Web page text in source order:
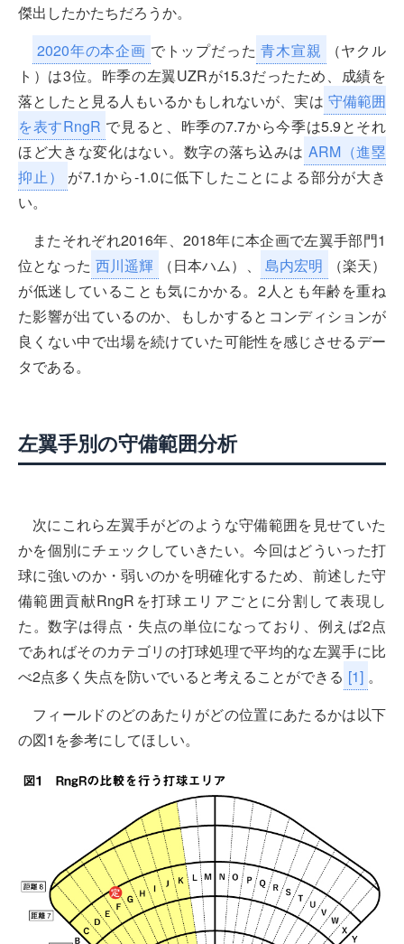
傑出したかたちだろうか。
2020年の本企画 でトップだった 青木宣親
（ヤクル
ト）は3位。昨季の左翼UZRが15.3だったため、成績を
落としたと見る人もいるかもしれないが、実は 守備範囲
を表すRngR で見ると、昨季の7.7から今季は5.9とそれ
ほど大きな変化はない。数字の落ち込みは ARM（進塁
抑止）
が7.1から-1.0に低下したことによる部分が大き
い。
またそれぞれ2016年、2018年に本企画で左翼手部門1
位となった 西川遥輝 （日本ハム）、 島内宏明
（楽天）
が低迷していることも気にかかる。2人とも年齢を重ね
た影響が出ているのか、もしかするとコンディションが
良くない中で出場を続けていた可能性を感じさせるデー
タである。
左翼手別の守備範囲分析
次にこれら左翼手がどのような守備範囲を見せていた
かを個別にチェックしていきたい。今回はどういった打
球に強いのか・弱いのかを明確化するため、前述した守
備範囲貢献RngRを打球エリアごとに分割して表現し
た。数字は得点・失点の単位になっており、例えば2点
であればそのカテゴリの打球処理で平均的な左翼手に比
べ2点多く失点を防いでいると考えることができる [1] 。
フィールドのどのあたりがどの位置にあたるかは以下
の図1を参考にしてほしい。